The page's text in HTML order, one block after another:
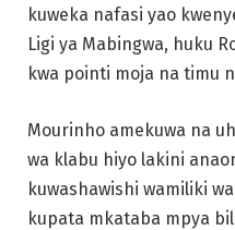
kuweka nafasi yao
Ligi ya Mabingwa, huku
kwa pointi moja na timu
Mourinho amekuwa na
wa klabu hiyo lakini
kuwashawishi wamiliki
kupata mkataba mpya